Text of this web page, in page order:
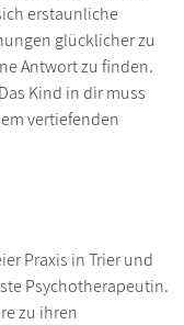
erstaunliche
glücklicher zu
Antwort zu finden.
Kind in dir muss
vertiefenden
Praxis in Trier und
Psychotherapeutin.
zu ihren